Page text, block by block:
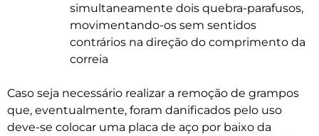
simultaneamente dois quebra-parafusos,
movimentando-os sem sentidos
contrários na direção do comprimento da
correia
Caso seja necessário realizar a remoção de grampos
que, eventualmente, foram danificados pelo uso
deve-se colocar uma placa de aço por baixo da